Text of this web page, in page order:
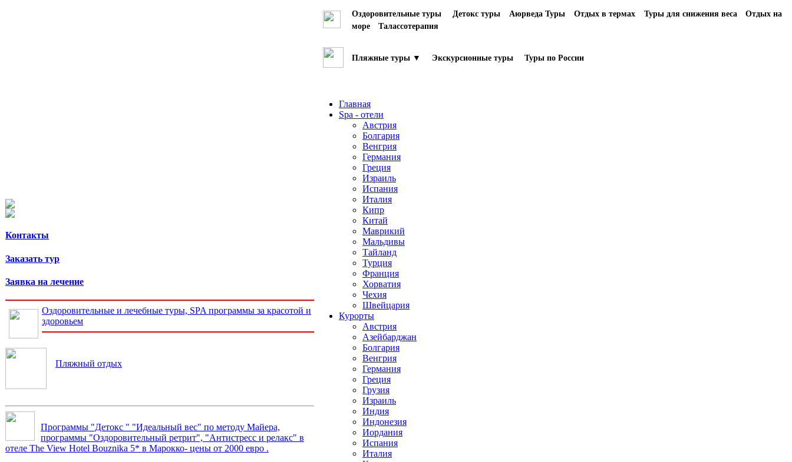
Контакты
Заказать тур
Заявка на лечение
Оздоровительные и лечебные туры, SPA программы за красотой и
здоровьем
Пляжный отдых
Программы "Детокс " "Идеальный вес" по методу Майера,
программы "Оздоровительный ретрит", "Антистресс и релакс" в
отеле The View Hotel Bouznika 5* в Марокко- цены от 2000 евро .
Оздоровительные туры Детокс туры Аюрведа Туры Отдых в термах Туры для снижения веса
Отдых на
море
Талассотерапия
Пляжные туры ▼ Экскурсионные туры Туры по России
Главная
Spa - отели
Австрия
Болгария
Венгрия
Германия
Греция
Израиль
Испания
Италия
Кипр
Китай
Маврикий
Мальдивы
Тайланд
Турция
Франция
Хорватия
Чехия
Швейцария
Курорты
Австрия
Азейбарджан
Болгария
Венгрия
Германия
Греция
Грузия
Израиль
Индия
Индонезия
Иордания
Испания
Италия